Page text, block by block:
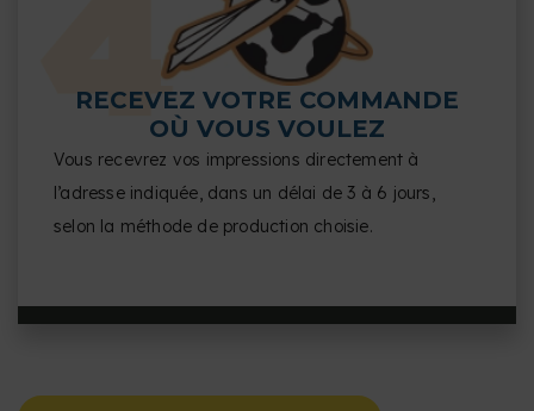
RECEVEZ VOTRE COMMANDE
OÙ VOUS VOULEZ
Vous recevrez vos impressions directement à
l’adresse indiquée, dans un délai de 3 à 6 jours,
selon la méthode de production choisie.